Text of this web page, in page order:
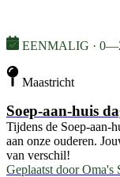
EENMALIG ·
Maastricht
Soep-aan-huis
Tijdens de Soep-aan-
aan onze ouderen.
van verschil!
Geplaatst door Oma's